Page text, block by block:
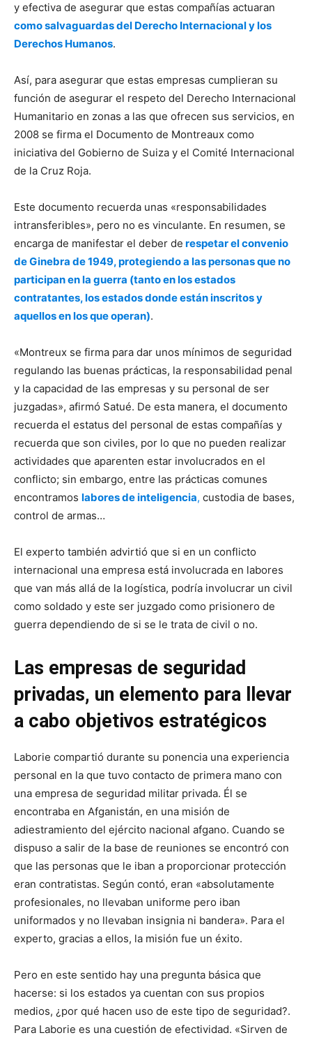
y efectiva de asegurar que estas compañías actuaran
como salvaguardas del Derecho Internacional y los
Derechos Humanos.
Así, para asegurar que estas empresas cumplieran su
función de asegurar el respeto del Derecho Internacional
Humanitario en zonas a las que ofrecen sus servicios, en
2008 se firma el Documento de Montreaux como
iniciativa del Gobierno de Suiza y el Comité Internacional
de la Cruz Roja.
Este documento recuerda unas «responsabilidades
intransferibles», pero no es vinculante. En resumen, se
encarga de manifestar el deber de respetar el convenio
de Ginebra de 1949, protegiendo a las personas que no
participan en la guerra (tanto en los estados
contratantes, los estados donde están inscritos y
aquellos en los que operan).
«Montreux se firma para dar unos mínimos de seguridad
regulando las buenas prácticas, la responsabilidad penal
y la capacidad de las empresas y su personal de ser
juzgadas», afirmó Satué. De esta manera, el documento
recuerda el estatus del personal de estas compañías y
recuerda que son civiles, por lo que no pueden realizar
actividades que aparenten estar involucrados en el
conflicto; sin embargo, entre las prácticas comunes
encontramos labores de inteligencia, custodia de bases,
control de armas…
El experto también advirtió que si en un conflicto
internacional una empresa está involucrada en labores
que van más allá de la logística, podría involucrar un civil
como soldado y este ser juzgado como prisionero de
guerra dependiendo de si se le trata de civil o no.
Las empresas de seguridad
privadas, un elemento para llevar
a cabo objetivos estratégicos
Laborie compartió durante su ponencia una experiencia
personal en la que tuvo contacto de primera mano con
una empresa de seguridad militar privada. Él se
encontraba en Afganistán, en una misión de
adiestramiento del ejército nacional afgano. Cuando se
dispuso a salir de la base de reuniones se encontró con
que las personas que le iban a proporcionar protección
eran contratistas. Según contó, eran «absolutamente
profesionales, no llevaban uniforme pero iban
uniformados y no llevaban insignia ni bandera». Para el
experto, gracias a ellos, la misión fue un éxito.
Pero en este sentido hay una pregunta básica que
hacerse: si los estados ya cuentan con sus propios
medios, ¿por qué hacen uso de este tipo de seguridad?.
Para Laborie es una cuestión de efectividad. «Sirven de